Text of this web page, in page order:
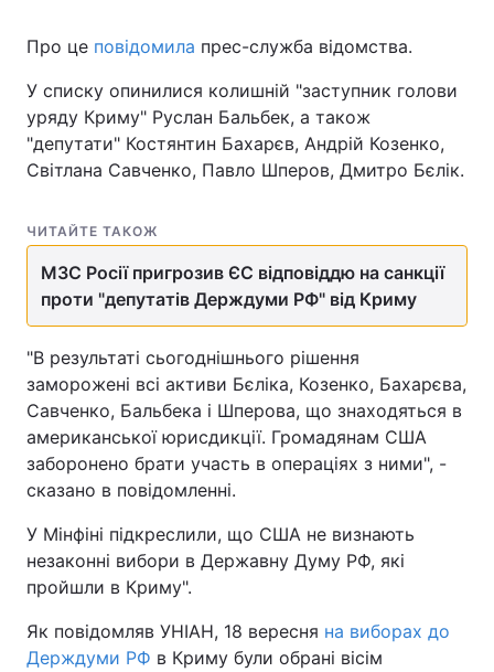
Про це повідомила прес-служба відомства.
У списку опинилися колишній "заступник голови
уряду Криму" Руслан Бальбек, а також
"депутати" Костянтин Бахарєв, Андрій Козенко,
Світлана Савченко, Павло Шперов, Дмитро Бєлік.
ЧИТАЙТЕ ТАКОЖ
МЗС Росії пригрозив ЄС відповіддю на санкції
проти "депутатів Держдуми РФ" від Криму
"В результаті сьогоднішнього рішення
заморожені всі активи Бєліка, Козенко, Бахарєва,
Савченко, Бальбека і Шперова, що знаходяться в
американської юрисдикції. Громадянам США
заборонено брати участь в операціях з ними", -
сказано в повідомленні.
У Мінфіні підкреслили, що США не визнають
незаконні вибори в Державну Думу РФ, які
пройшли в Криму".
Як повідомляв УНІАН, 18 вересня на виборах до
Держдуми РФ в Криму були обрані вісім